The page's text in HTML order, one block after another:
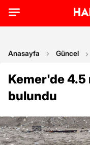
Anasayfa Güncel
Kemer'de
bulundu